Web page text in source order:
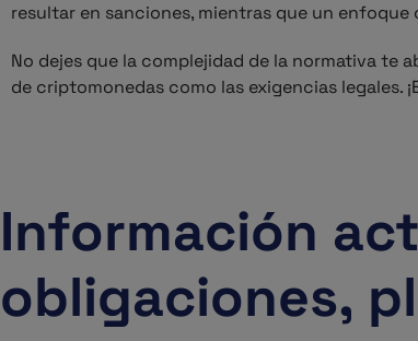
resultar en sanciones, mientras que un
No dejes que la complejidad de la normativa te
de criptomonedas como las exigencias legales.
Información
obligaciones,